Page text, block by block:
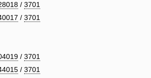
/ 3701
/ 3701
/ 3701
/ 3701